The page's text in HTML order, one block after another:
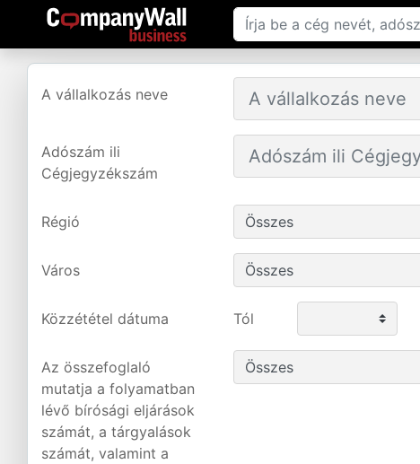
A vállalkozás neve
Adószám ili
Cégjegyzékszám
Régió
Város
Közzététel dátuma Tól
Az összefoglaló
mutatja a folyamatban
lévő bírósági eljárások
számát, a tárgyalások
számát, valamint a